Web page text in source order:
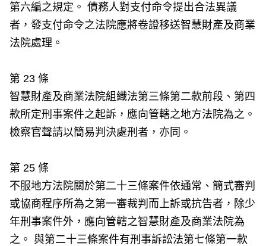
第六編之規定。 債務人對支付命令提出合法異議
者，發支付命令之法院應將卷證移送智慧財產及商業
法院處理。
第 23 條
智慧財產及商業法院組織法第三條第二款前段、第四
款所定刑事案件之起訴，應向管轄之地方法院為之。
檢察官聲請以簡易判決處刑者，亦同。
第 25 條
不服地方法院關於第二十三條案件依通常、簡式審判
或協商程序所為之第一審裁判而上訴或抗告者，除少
年刑事案件外，應向管轄之智慧財產及商業法院為
之。 與第二十三條案件有刑事訴訟法第七條第一款